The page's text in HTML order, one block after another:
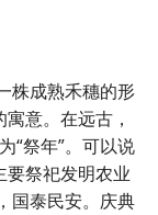
株成熟禾穗的形
意。在远古，
“祭年”。可以说
要祭祀发明农业
国泰民安。庆典